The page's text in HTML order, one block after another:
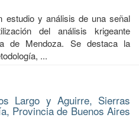
estudio y análisis de una señal
del análisis krigeante
de Mendoza. Se destaca la
...
Largo y Aguirre, Sierras
Provincia de Buenos Aires